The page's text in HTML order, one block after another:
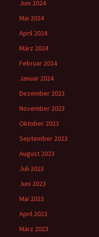
Juni 2024
Mai 2024
April 2024
März 2024
Februar 2024
Januar 2024
Dezember 2023
November 2023
Oktober 2023
September 2023
August 2023
Juli 2023
Juni 2023
Mai 2023
April 2023
März 2023